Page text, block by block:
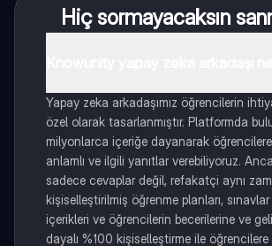
Hiç sormayacaksın
Yapay zeka arkadaşımız öğrencilerin
özel olarak tasarlanmıştır. Platformda
milyonlarca içeriğe dayanarak
anlamlı ve ilgili yanıtlar verebiliyoruz.
sadece cevaplar değil, refakatçi aynı
kişiselleştirilmiş öğrenme planları,
içerikleri ve öğrencilerin becerilerine ve
dayalı %100 kişiselleştirme ile